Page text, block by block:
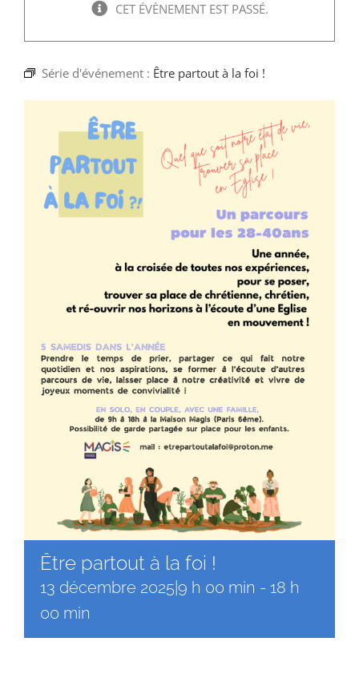
Magis Paris
Cowork Magis
JRS France
Réseau Magis
CET ÉVÈNEMENT EST PASSÉ.
Série d'événement : Être partout à la foi !
Être partout à la foi !
13 décembre 2025|9 h 00 min - 18 h
00 min